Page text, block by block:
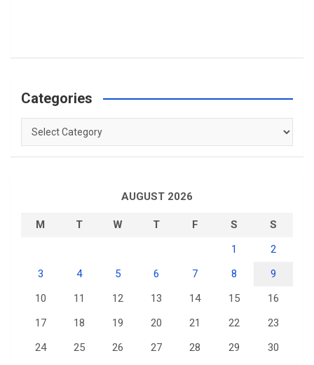
Categories
Categories
AUGUST 2026
M T W T F S
S
1
2
3
4 5 6 7 8
9
10
11 12 13 14 15
16
17
18 19 20 21 22
23
24
25 26 27 28 29
30